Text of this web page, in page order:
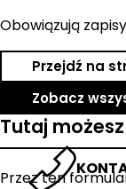
Obowiązują
Przejdź na
Zobacz
Tutaj
Przez ten